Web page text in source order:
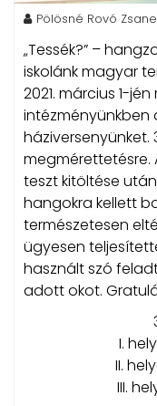
Pölösné Rovó
„Tessék?” –
iskolánk magyar
2021. március 1-
intézményünkben
megmérettetésre.
teszt kitöltése
hangokra kellett
természetesen
ügyesen
használt szó
adott okot.
I.
II.
III.